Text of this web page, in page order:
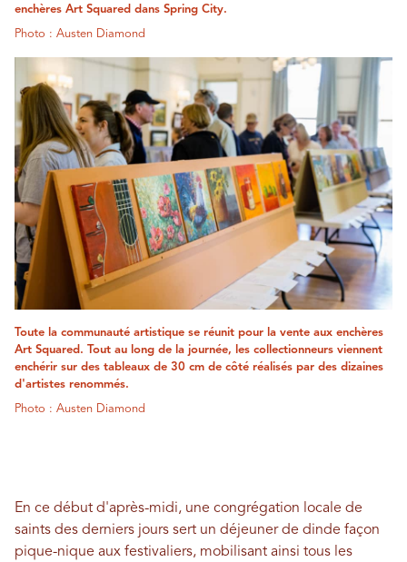
enchères Art Squared dans Spring City.
Photo : Austen Diamond
Toute la communauté artistique se réunit pour la vente aux enchères
Art Squared. Tout au long de la journée, les collectionneurs viennent
enchérir sur des tableaux de 30 cm de côté réalisés par des dizaines
d'artistes renommés.
Photo : Austen Diamond
En ce début d'après-midi, une congrégation locale de
saints des derniers jours sert un déjeuner de dinde façon
pique-nique aux festivaliers, mobilisant ainsi tous les